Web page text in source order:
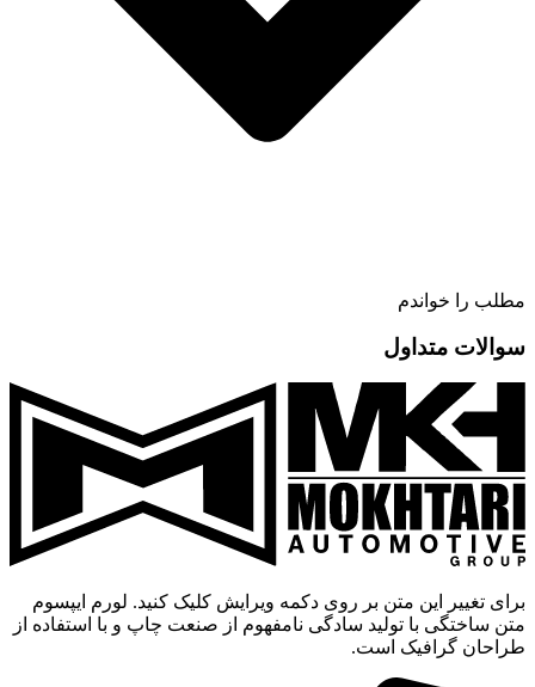
مطلب را خواندم
سوالات متداول
برای تغییر این متن بر روی دکمه ویرایش کلیک کنید. لورم ایپسوم
متن ساختگی با تولید سادگی نامفهوم از صنعت چاپ و با استفاده از
طراحان گرافیک است.